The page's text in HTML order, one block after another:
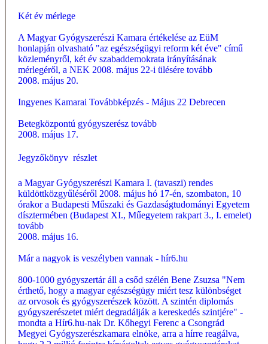
Két év mérlege
A Magyar Gyógyszerészi Kamara értékelése az EüM
honlapján olvasható "az egészségügyi reform két éve" című
közleményről, két év szabaddemokrata irányításának
mérlegéről, a NEK 2008. május 22-i ülésére tovább
2008. május 20.
Ingyenes Kamarai Továbbképzés - Május 22 Debrecen
Betegközpontú gyógyszerész tovább
2008. május 17.
Jegyzőkönyv  részlet
a Magyar Gyógyszerészi Kamara I. (tavaszi) rendes
küldöttközgyűléséről 2008. május hó 17-én, szombaton, 10
órakor a Budapesti Műszaki és Gazdaságtudományi Egyetem
dísztermében (Budapest XI., Műegyetem rakpart 3., I. emelet)
tovább
2008. május 16.
Már a nagyok is veszélyben vannak - hír6.hu
800-1000 gyógyszertár áll a csőd szélén Bene Zsuzsa "Nem
érthető, hogy a magyar egészségügy miért tesz különbséget
az orvosok és gyógyszerészek között. A szintén diplomás
gyógyszerészetet miért degradálják a kereskedés szintjére" -
mondta a Hír6.hu-nak Dr. Kőhegyi Ferenc a Csongrád
Megyei Gyógyszerészkamara elnöke, arra a hírre reagálva,